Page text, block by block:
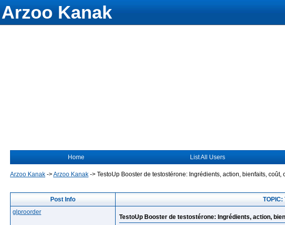
Arzoo Kanak
Home List All Users
Arzoo Kanak ->Arzoo Kanak -> TestoUp Booster de testostérone: Ingrédients, action, bienfaits, coût,
Post Info
glproorder
TestoUp Booster de testostérone: Ingrédients, action,